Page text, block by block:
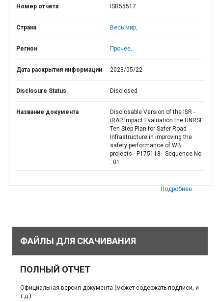
Номер отчета ISR55517
Страна Весь мир,
Регион Прочее,
Дата раскрытия информации 2023/05/22
Disclosure Status Disclosed
Название документа
Disclosable Version of the ISR -
iRAP Impact Evaluation the UNRSF
Ten Step Plan for Safer Road
Infrastructure in improving the
safety performance of WB
projects - P175118 - Sequence No
: 01
Подробнее
ФАЙЛЫ ДЛЯ СКАЧИВАНИЯ
ПОЛНЫЙ ОТЧЕТ
Официальная версия документа (может содержать подписи, и
т.д.)